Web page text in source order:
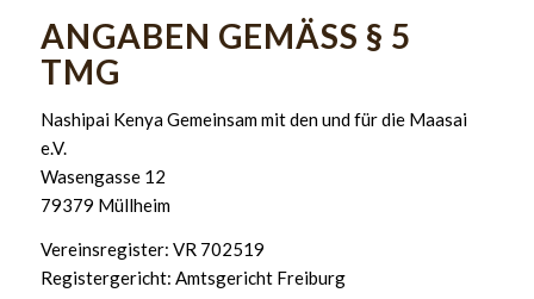
ANGABEN GEMÄSS § 5 T
MG
Nashipai Kenya Gemeinsam mit den und für die Maasai
e.V.
Wasengasse 12
79379 Müllheim
Vereinsregister: VR 702519
Registergericht: Amtsgericht Freiburg